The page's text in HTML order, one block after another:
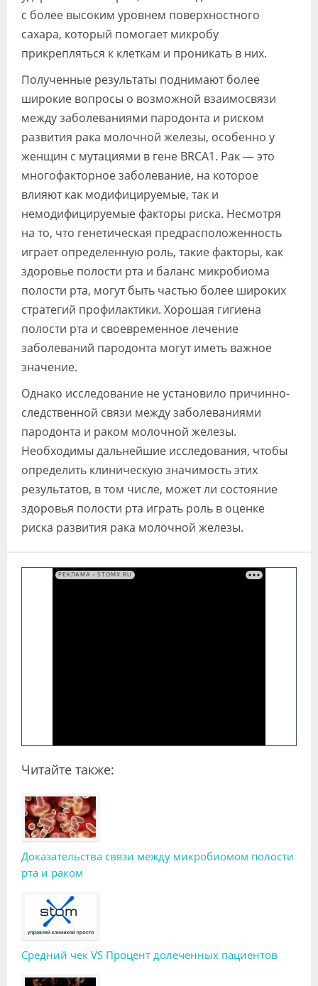
с более высоким уровнем поверхностного
сахара, который помогает микробу
прикрепляться к клеткам и проникать в них.
Полученные результаты поднимают более
широкие вопросы о возможной взаимосвязи
между заболеваниями пародонта и риском
развития рака молочной железы, особенно у
женщин с мутациями в гене BRCA1. Рак — это
многофакторное заболевание, на которое
влияют как модифицируемые, так и
немодифицируемые факторы риска. Несмотря
на то, что генетическая предрасположенность
играет определенную роль, такие факторы, как
здоровье полости рта и баланс микробиома
полости рта, могут быть частью более широких
стратегий профилактики. Хорошая гигиена
полости рта и своевременное лечение
заболеваний пародонта могут иметь важное
значение.
Однако исследование не установило причинно-
следственной связи между заболеваниями
пародонта и раком молочной железы.
Необходимы дальнейшие исследования, чтобы
определить клиническую значимость этих
результатов, в том числе, может ли состояние
здоровья полости рта играть роль в оценке
риска развития рака молочной железы.
РЕКЛАМА • STOMX.RU
Читайте также:
Доказательства связи между микробиомом полости
рта и раком
Средний чек VS Процент долеченных пациентов